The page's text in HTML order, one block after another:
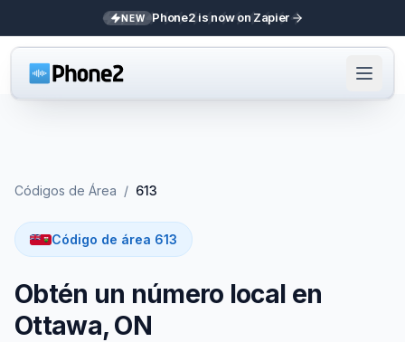
NEW Phone2 is now on Zapier
Códigos de Área / 613
Código de área 613
Obtén un número local en
Ottawa, ON